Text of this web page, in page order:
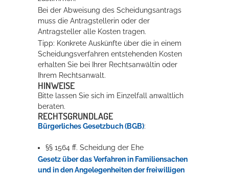
Bei der Abweisung des Scheidungsantrags
muss die Antragstellerin oder der
Antragsteller alle Kosten tragen.
Tipp: Konkrete Auskünfte über die in einem
Scheidungsverfahren entstehenden Kosten
erhalten Sie bei Ihrer Rechtsanwältin oder
Ihrem Rechtsanwalt.
HINWEISE
Bitte lassen Sie sich im Einzelfall anwaltlich
beraten.
RECHTSGRUNDLAGE
Bürgerliches Gesetzbuch (BGB):
§§ 1564 ff. Scheidung der Ehe
Gesetz über das Verfahren in Familiensachen
und in den Angelegenheiten der freiwilligen